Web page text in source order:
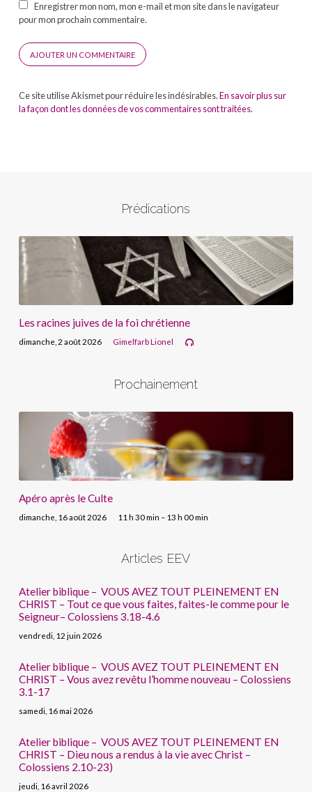
Enregistrer mon nom, mon e-mail et mon site dans le navigateur
pour mon prochain commentaire.
Ce site utilise Akismet pour réduire les indésirables.En savoir plus sur
la façon dont les données de vos commentaires sont traitées.
Prédications
Les racines juives de la foi chrétienne
dimanche, 2 août 2026 Gimelfarb Lionel
Prochainement
Apéro après le Culte
dimanche, 16 août 2026 11 h 30 min – 13 h 00 min
Articles EEV
Atelier biblique – VOUS AVEZ TOUT PLEINEMENT EN
CHRIST – Tout ce que vous faites, faites-le comme pour le
Seigneur– Colossiens 3.18-4.6
vendredi, 12 juin 2026
Atelier biblique – VOUS AVEZ TOUT PLEINEMENT EN
CHRIST – Vous avez revêtu l’homme nouveau – Colossiens
3.1-17
samedi, 16 mai 2026
Atelier biblique – VOUS AVEZ TOUT PLEINEMENT EN
CHRIST – Dieu nous a rendus à la vie avec Christ –
Colossiens 2.10-23)
jeudi, 16 avril 2026